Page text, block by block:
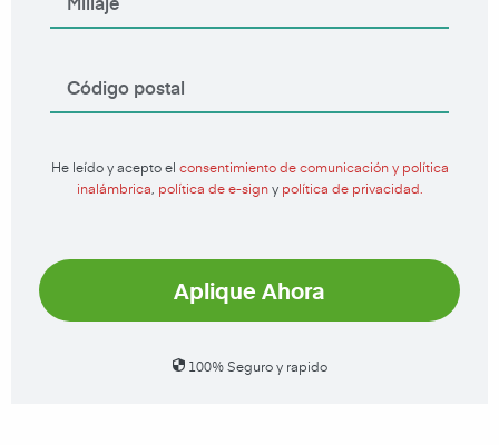
He leído y acepto el consentimiento de comunicación y política
inalámbrica política de e-signy política de privacidad.
Aplique Ahora
100% Seguro y rapido